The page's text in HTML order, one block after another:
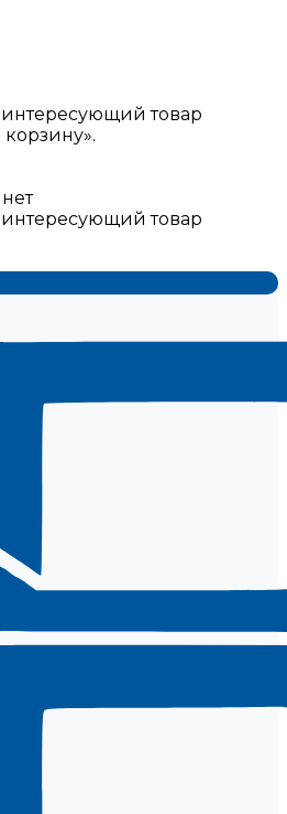
интересующий товар
интересующий товар